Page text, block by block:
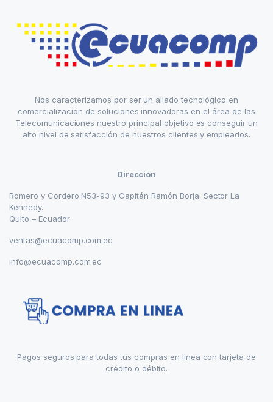
Nos caracterizamos por ser un aliado tecnológico en
comercialización de soluciones innovadoras en el área de las
Telecomunicaciones nuestro principal objetivo es conseguir un
alto nivel de satisfacción de nuestros clientes y empleados.
Dirección
Romero y Cordero N53-93 y Capitán Ramón Borja. Sector La
Kennedy.
Quito – Ecuador
ventas@ecuacomp.com.ec
info@ecuacomp.com.ec
Pagos seguros para todas tus compras en linea con tarjeta de
crédito o débito.